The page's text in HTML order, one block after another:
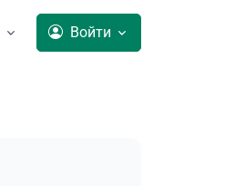
Войти